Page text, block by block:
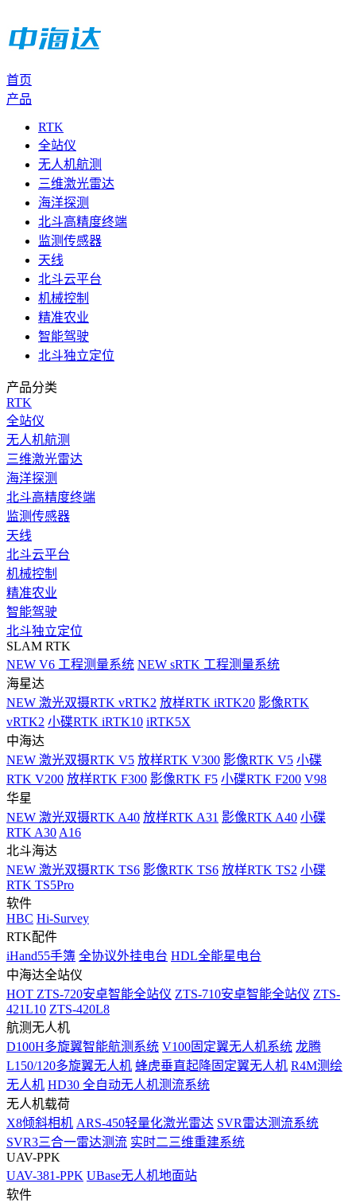
首页
产品
RTK
全站仪
无人机航测
三维激光雷达
海洋探测
北斗高精度终端
监测传感器
天线
北斗云平台
机械控制
精准农业
智能驾驶
北斗独立定位
产品分类
RTK
全站仪
无人机航测
三维激光雷达
海洋探测
北斗高精度终端
监测传感器
天线
北斗云平台
机械控制
精准农业
智能驾驶
北斗独立定位
SLAM RTK
NEW V6 工程测量系统 NEW sRTK 工程测量系统
海星达
NEW 激光双摄RTK vRTK2 放样RTK iRTK20 影像RTK
vRTK2 小碟RTK iRTK10 iRTK5X
中海达
NEW 激光双摄RTK V5 放样RTK V300 影像RTK V5 小碟
RTK V200 放样RTK F300 影像RTK F5 小碟RTK F200 V98
华星
NEW 激光双摄RTK A40 放样RTK A31 影像RTK A40 小碟
RTK A30 A16
北斗海达
NEW 激光双摄RTK TS6 影像RTK TS6 放样RTK TS2 小碟
RTK TS5Pro
软件
HBC Hi-Survey
RTK配件
iHand55手簿 全协议外挂电台 HDL全能星电台
中海达全站仪
HOT ZTS-720安卓智能全站仪 ZTS-710安卓智能全站仪 ZTS-
421L10 ZTS-420L8
航测无人机
D100H多旋翼智能航测系统 V100固定翼无人机系统 龙腾
L150/120多旋翼无人机 蜂虎垂直起降固定翼无人机 R4M测绘
无人机 HD30 全自动无人机测流系统
无人机载荷
X8倾斜相机 ARS-450轻量化激光雷达 SVR雷达测流系统
SVR3三合一雷达测流 实时二三维重建系统
UAV-PPK
UAV-381-PPK UBase无人机地面站
软件